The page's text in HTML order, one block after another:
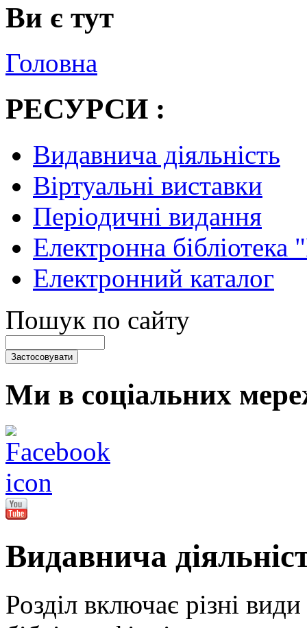
Ви є тут
Головна
РЕСУРСИ :
Видавнича діяльність
Віртуальні виставки
Періодичні видання
Електронна
Електронний каталог
Пошук по сайту
Ми в соціальних
Видавнича
Розділ включає різні